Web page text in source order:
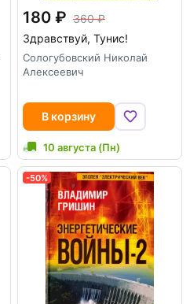
180
360
Здравствуй, Тунис!
Сологубовский Николай
Алексеевич
В корзину
10 августа (Пн)
-50%